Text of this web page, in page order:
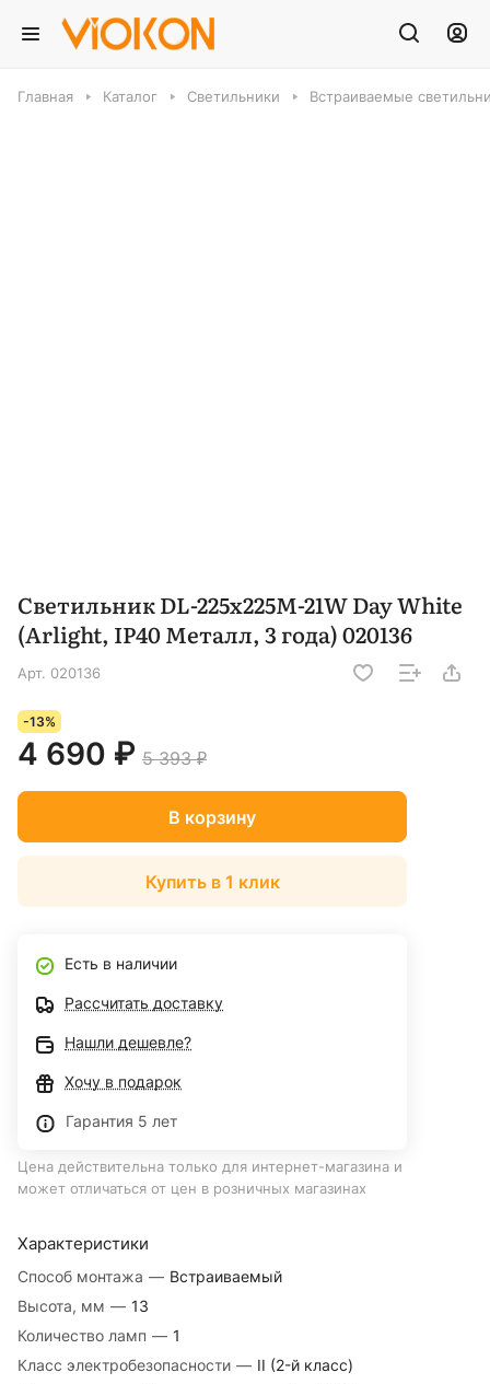
Главная Каталог Светильники Встраиваемые
Светильник DL-225x225M-21W Day White
(Arlight, IP40 Металл, 3 года) 020136
Арт. 020136
Характеристики
Способ монтажа — Встраиваемый
Высота, мм — 13
Количество ламп — 1
Класс электробезопасности — II (2-й класс)
-13%
4 690 ₽ 5 393 ₽
В корзину
Купить в 1 клик
Есть в наличии
Рассчитать доставку
Нашли дешевле?
Хочу в подарок
Гарантия 5 лет
Цена действительна только для интернет-магазина и
может отличаться от цен в розничных магазинах